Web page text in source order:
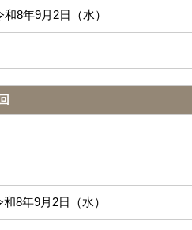
8年9月2日（水）
8年9月2日（水）